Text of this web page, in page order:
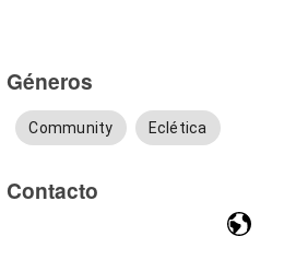
Géneros
Community Eclética
Contacto